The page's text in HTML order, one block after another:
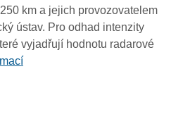
km a jejich provozovatelem
ústav. Pro odhad intenzity
vyjadřují hodnotu radarové